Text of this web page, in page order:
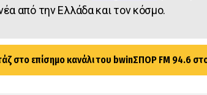
από την Ελλάδα και τον κόσμο.
στο επίσημο κανάλι του bwinΣΠΟΡ FM 94.6